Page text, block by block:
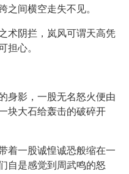
之间横空走失不见。
术阴拦，岚风可谓天高凭
担心。
身影，一股无名怒火便由
块大石给轰击的破碎开
着一股诚惶诚恐般缩在一
自是感觉到周武鸣的怒